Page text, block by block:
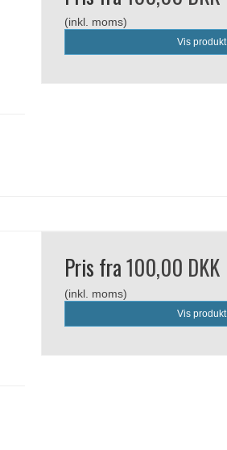
(inkl. moms)
Vis produkt
Pris fra100,00 DKK
(inkl. moms)
Vis produkt